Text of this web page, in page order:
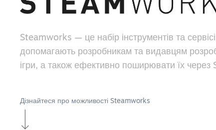
Steamworks — це набір інструментів та
допомагають розробникам та видавцям
ігри, а також ефективно поширювати їх через
Дізнайтеся про можливості Steamworks